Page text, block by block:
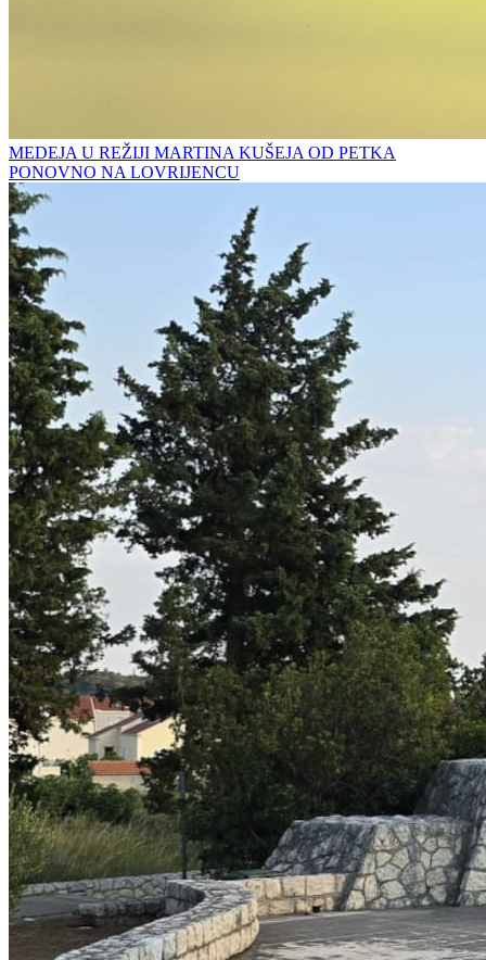
MEDEJA U REŽIJI MARTINA KUŠEJA OD PETKA
PONOVNO NA LOVRIJENCU